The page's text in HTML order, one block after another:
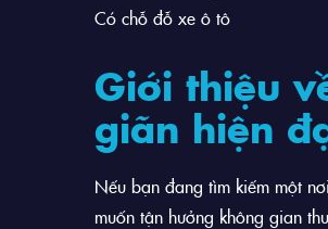
Có chỗ đỗ xe ô tô
Giới thiệu
giãn hiện
Nếu bạn đang tìm kiếm một
muốn tận hưởng không gian